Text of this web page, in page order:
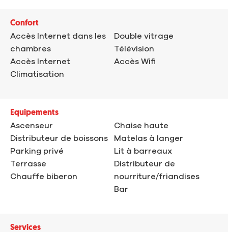
Confort
Accès Internet dans les
chambres
Accès Internet
Climatisation
Double vitrage
Télévision
Accès Wifi
Equipements
Ascenseur
Distributeur de boissons
Parking privé
Terrasse
Chauffe biberon
Chaise haute
Matelas à langer
Lit à barreaux
Distributeur de
nourriture/friandises
Bar
Services